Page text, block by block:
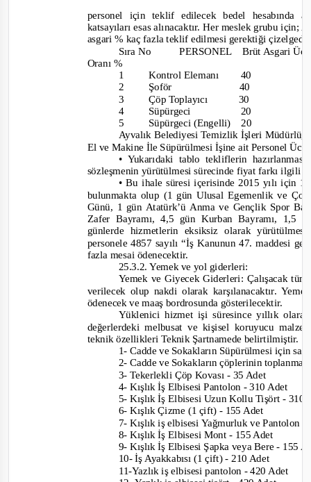
personel için teklif edilecek bedel hesabında
katsayıları esas alınacaktır. Her meslek grubu
asgari % kaç fazla teklif edilmesi gerektiği
Sıra No
Oranı %
PERSONEL Brüt Asgari
1
2
3
4
5
Kontrol Elemanı
Şoför
Çöp Toplayıcı
Süpürgeci
Süpürgeci (Engelli)
20
40
40
30
20
Ayvalık Belediyesi Temizlik İşleri
El ve Makine İle Süpürülmesi İşine ait Personel
• Yukarıdaki tablo tekliflerin
sözleşmenin yürütülmesi sürecinde fiyat farkı ilgili
• Bu ihale süresi içerisinde 2015 yılı için
bulunmakta olup (1 gün Ulusal Egemenlik ve
Günü, 1 gün Atatürk’ü Anma ve Gençlik Spor
Zafer Bayramı, 4,5 gün Kurban Bayramı, 1,5
günlerde hizmetlerin eksiksiz olarak
personele 4857 sayılı “İş Kanunun 47. maddesi
fazla mesai ödenecektir.
25.3.2. Yemek ve yol giderleri:
Yemek ve Giyecek Giderleri: Çalışacak
verilecek olup nakdi olarak karşılanacaktır.
ödenecek ve maaş bordrosunda gösterilecektir.
Yüklenici hizmet işi süresince yıllık
değerlerdeki melbusat ve kişisel koruyucu
teknik özellikleri Teknik Şartnamede belirtilmiştir.
1- Cadde ve Sokakların Süpürülmesi için
2- Cadde ve Sokakların çöplerinin
3- Tekerlekli Çöp Kovası - 35 Adet
4- Kışlık İş Elbisesi Pantolon - 310 Adet
5- Kışlık İş Elbisesi Uzun Kollu Tişört - 310
6- Kışlık Çizme (1 çift) - 155 Adet
7- Kışlık iş elbisesi Yağmurluk ve Pantolon
8- Kışlık İş Elbisesi Mont - 155 Adet
9- Kışlık İş Elbisesi Şapka veya Bere- 155
10-İş Ayakkabısı (1 çift)- 210 Adet
11-Yazlık iş elbisesi pantolon - 420 Adet